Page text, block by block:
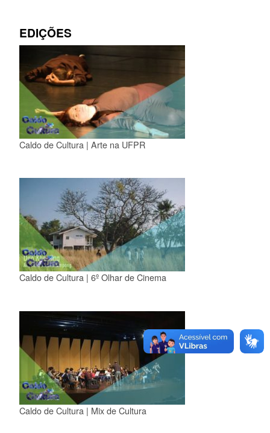
EDIÇÕES
Caldo de Cultura | Arte na UFPR
Caldo de Cultura | 6º Olhar de Cinema
Caldo de Cultura | Mix de Cultura